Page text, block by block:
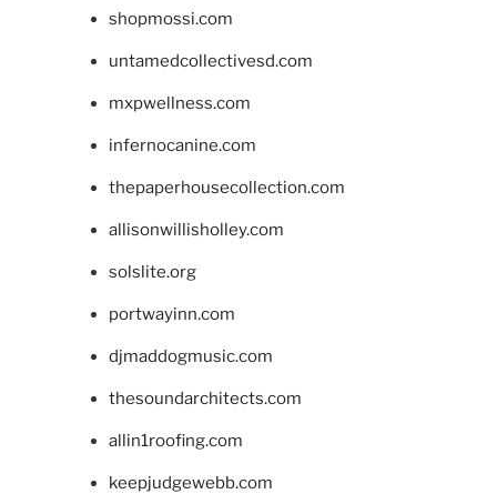
shopmossi.com
untamedcollectivesd.com
mxpwellness.com
infernocanine.com
thepaperhousecollection.com
allisonwillisholley.com
solslite.org
portwayinn.com
djmaddogmusic.com
thesoundarchitects.com
allin1roofing.com
keepjudgewebb.com